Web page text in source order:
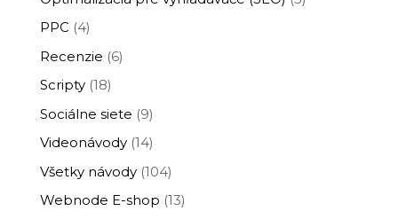
PPC (4)
Recenzie (6)
Scripty(18)
Sociálne siete (9)
Videonávody(14)
Všetky návody(104)
Webnode E-shop (13)